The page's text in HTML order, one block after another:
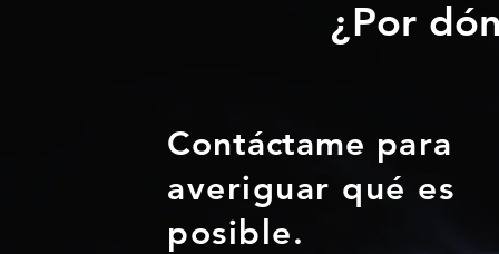
Contáctame para
averiguar qué es
posible.
¿Por